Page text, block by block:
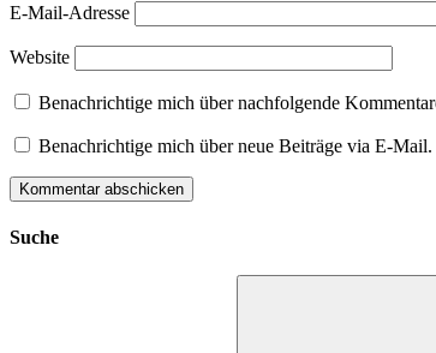
E-Mail-Adresse
Website
Benachrichtige mich über nachfolgende
Benachrichtige mich über neue Beiträge via E-Mail.
Suche